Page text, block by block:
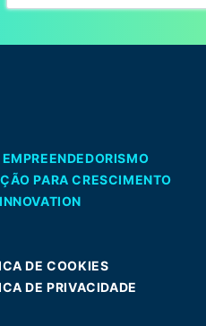
PARA CRESCIMENTO
DE COOKIES
DE PRIVACIDADE